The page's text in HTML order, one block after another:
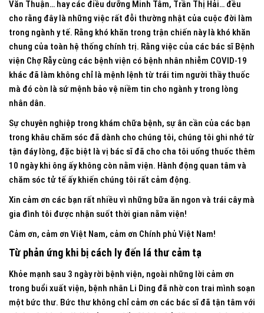
Văn Thuận… hay các điều dưỡng Minh Tâm, Trần Thị Hải… đều
cho rằng đây là những việc rất đỗi thường nhật của cuộc đời làm
trong ngành y tế. Rằng khó khăn trong trận chiến này là khó khăn
chung của toàn hệ thống chính trị. Rằng việc của các bác sĩ Bệnh
viện Chợ Rẫy cùng các bệnh viện có bệnh nhân nhiễm COVID-19
khác đã làm không chỉ là mệnh lệnh từ trái tim người thầy thuốc
mà đó còn là sứ mệnh bảo vệ niềm tin cho ngành y trong lòng
nhân dân.
Sự chuyên nghiệp trong khám chữa bệnh, sự ân cần của các bạn
trong khâu chăm sóc đã dành cho chúng tôi, chúng tôi ghi nhớ từ
tận đáy lòng, đặc biệt là vị bác sĩ đã cho cha tôi uống thuốc thêm
10 ngày khi ông ấy không còn nằm viện. Hành động quan tâm và
chăm sóc tử tế ấy khiến chúng tôi rất cảm động.
Xin cảm ơn các bạn rất nhiều vì những bữa ăn ngon và trái cây mà
gia đình tôi được nhận suốt thời gian nằm viện!
Cảm ơn, cảm ơn Việt Nam, cảm ơn Chính phủ Việt Nam!
Từ phản ứng khi bị cách ly đến lá thư cảm tạ
Khỏe mạnh sau 3 ngày rời bệnh viện, ngoài những lời cảm ơn
trong buổi xuất viện, bệnh nhân Li Ding đã nhờ con trai mình soạn
một bức thư. Bức thư không chỉ cảm ơn các bác sĩ đã tận tâm với